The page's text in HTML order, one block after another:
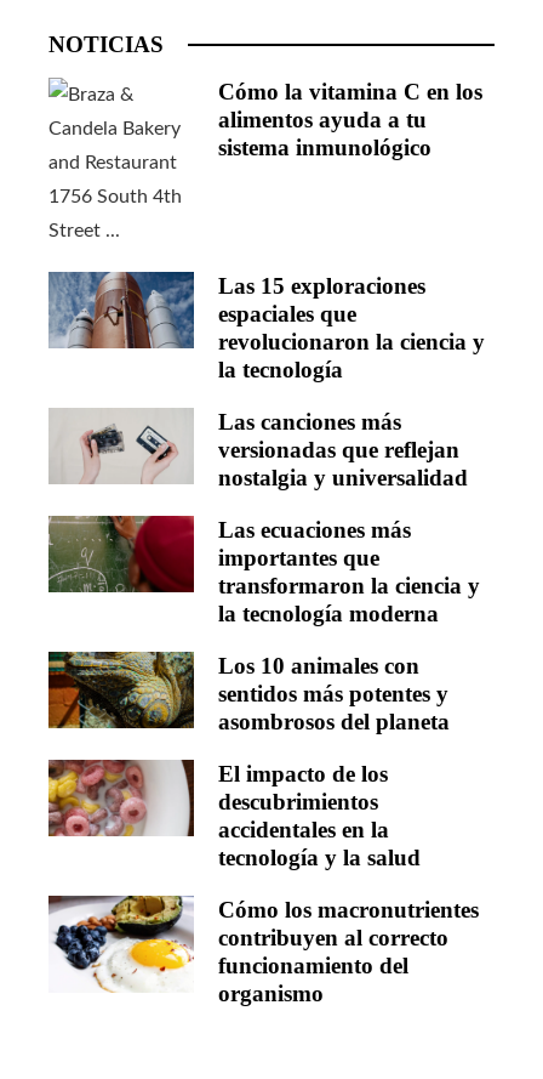
NOTICIAS
Cómo la vitamina C en los
alimentos ayuda a tu
sistema inmunológico
Las 15 exploraciones
espaciales que
revolucionaron la ciencia y
la tecnología
Las canciones más
versionadas que reflejan
nostalgia y universalidad
Las ecuaciones más
importantes que
transformaron la ciencia y
la tecnología moderna
Los 10 animales con
sentidos más potentes y
asombrosos del planeta
El impacto de los
descubrimientos
accidentales en la
tecnología y la salud
Cómo los macronutrientes
contribuyen al correcto
funcionamiento del
organismo